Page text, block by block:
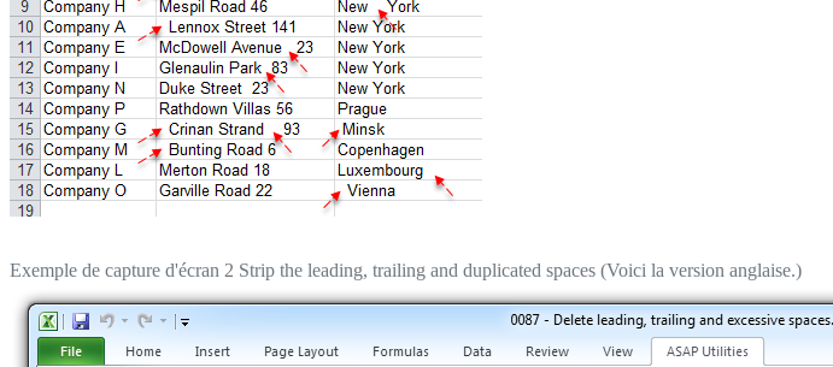
Exemple de capture d'écran 2 Strip the leading, trailing and duplicated spaces (Voici la version anglaise.)